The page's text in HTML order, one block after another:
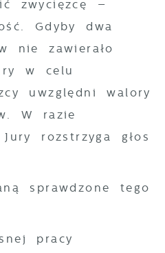
zwycięzcę –
Gdyby dwa
nie zawierało
w celu
uwzględni walory
W razie
rozstrzyga głos
sprawdzone tego
pracy